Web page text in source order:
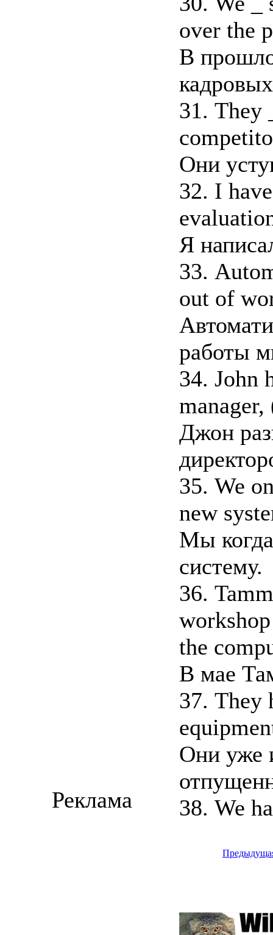
over the
В
31. They
Они
32. I
Я
33.
out of
работы
34. John
manager,
Джон
35. We
new
Мы
систему.
36.
the
В мае
37. They
Они уже
38. We
Реклама